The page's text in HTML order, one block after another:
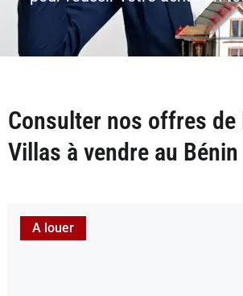
Consulter nos offres
Villas à vendre au Bénin
A louer